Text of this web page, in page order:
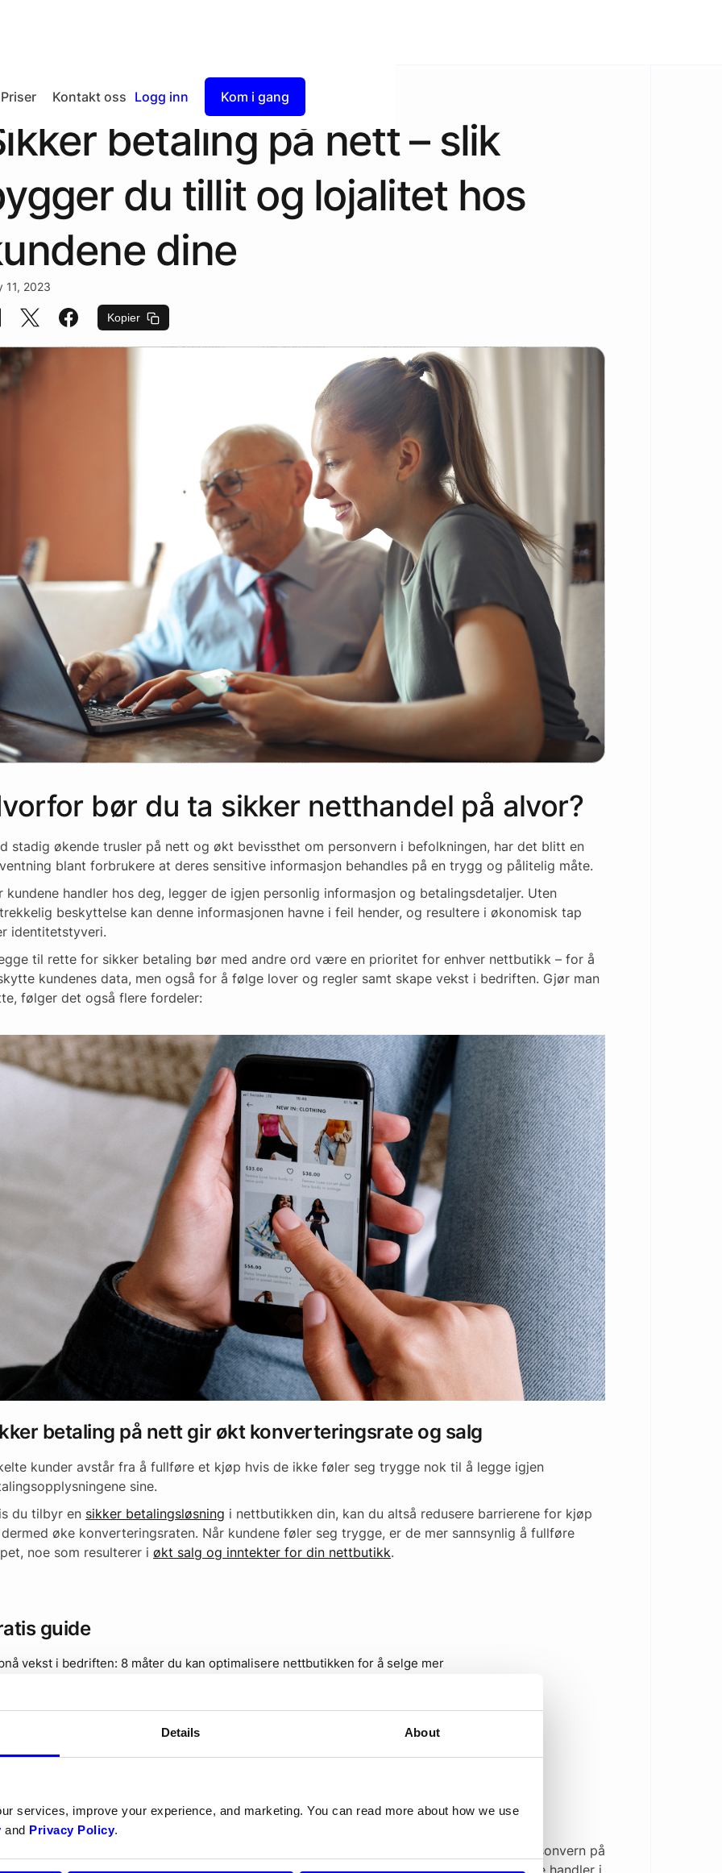
Details About
services, improve your experience, and marketing. You can read more about how we use
and Privacy Policy.
Priser
Checkout
Kontakt oss Logg inn Kom i gang
betaling på nett – slik
du tillit og lojalitet hos
dine
11, 2023
Kopier
bør du ta sikker netthandel på alvor?
stadig økende trusler på nett og økt bevissthet om personvern i befolkningen, har det blitt en
blant forbrukere at deres sensitive informasjon behandles på en trygg og pålitelig måte.
kundene handler hos deg, legger de igjen personlig informasjon og betalingsdetaljer. Uten
beskyttelse kan denne informasjonen havne i feil hender, og resultere i økonomisk tap
identitetstyveri.
til rette for sikker betaling bør med andre ord være en prioritet for enhver nettbutikk – for å
kundenes data, men også for å følge lover og regler samt skape vekst i bedriften. Gjør man
følger det også flere fordeler:
betaling på nett gir økt konverteringsrate og salg
kunder avstår fra å fullføre et kjøp hvis de ikke føler seg trygge nok til å legge igjen
sine.
du tilbyr en sikker betalingsløsning i nettbutikken din, kan du altså redusere barrierene for kjøp
øke konverteringsraten. Når kundene føler seg trygge, er de mer sannsynlig å fullføre
noe som resulterer i økt salg og inntekter for din nettbutikk.
guide
vekst i bedriften: 8 måter du kan optimalisere nettbutikken for å selge mer
ned guide
netthandel bygger tillit og lojalitet
å sørge for sikker betaling, sender du et sterkt signal til kundene dine om at du tar personvern på